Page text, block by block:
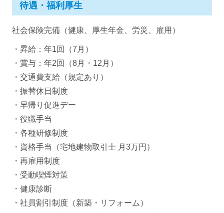
待遇・福利厚生
社会保険完備（健康、厚生年金、労災、雇用）
・昇給：年1回（7月）
・賞与：年2回（8月・12月）
・交通費支給（規定あり）
・振替休日制度
・早帰り促進デー
・役職手当
・各種研修制度
・資格手当（宅地建物取引士 月3万円）
・再雇用制度
・受動喫煙対策
・健康診断
・社員割引制度（新築・リフォーム）